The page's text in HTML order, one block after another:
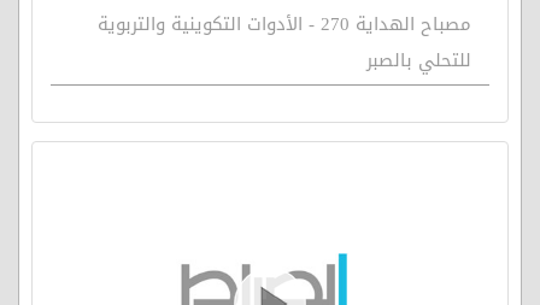
مصباح الهداية 270 - الأدوات التكوينية والتربوية
للتحلي بالصبر